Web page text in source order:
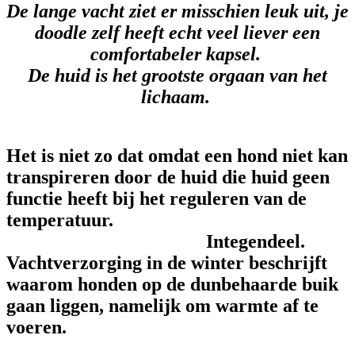
De lange vacht ziet er misschien leuk uit, je
doodle zelf heeft echt veel liever een
comfortabeler kapsel.
De huid is het grootste orgaan van het
lichaam.
Het is niet zo dat omdat een hond niet kan
transpireren door de huid die huid geen
functie heeft bij het reguleren van de
temperatuur.
Integendeel.
Vachtverzorging in de winter beschrijft
waarom honden op de dunbehaarde buik
gaan liggen, namelijk om warmte af te
voeren.